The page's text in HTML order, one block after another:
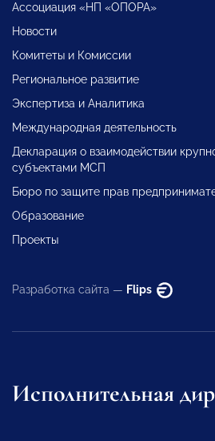
Ассоциация «НП «ОПОРА»
Новости
Комитеты и Комиссии
Региональное развитие
Экспертиза и Аналитика
Международная деятельность
Декларация о взаимодействии
субъектами МСП
Бюро по защите прав
Образование
Проекты
Разработка сайта — Flips
Исполнительная